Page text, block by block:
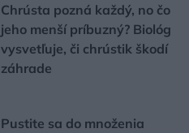
Chrústa pozná každý, no čo
jeho menší príbuzný? Biológ
vysvetľuje, či chrústik škodí
záhrade
Pustite sa do množenia